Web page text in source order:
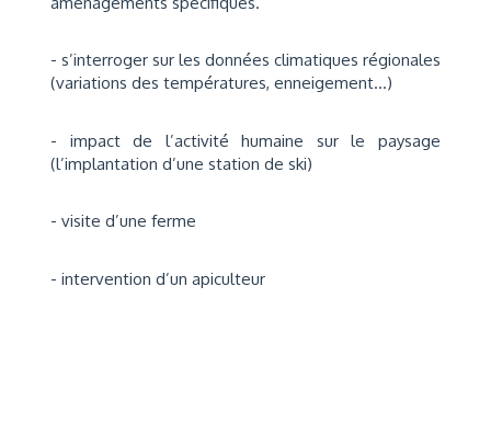
- s’interroger sur les données climatiques régionales
(variations des températures, enneigement...)
- impact de l’activité humaine sur le paysage
(l’implantation d’une station de ski)
- visite d’une ferme
- intervention d’un apiculteur